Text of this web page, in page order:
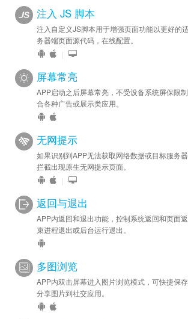
注入 JS 脚本
注入自定义JS脚本用于增强页面功能以更好的
务器端页面源代码，在线配置。
|
屏幕常亮
APP启动之后屏幕常亮，不受设备系统屏保限
合各种广告或展示类应用。
无网提示
如果识别到APP无法获取网络数据或目标服务
拦截出现原生无网提示页面。
|
返回与退出
APP内返回和退出功能，控制系统返回和页面
束进程退出或后台运行退出。
多图浏览
APP内双击屏幕进入图片浏览模式，可快捷保
分享图片到社交应用。